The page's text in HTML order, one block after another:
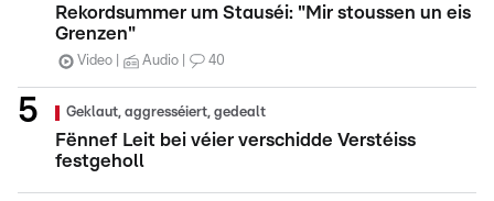
Rekordsummer um Stauséi: "Mir stoussen un eis
Grenzen"
Video Audio 40
Geklaut, aggresséiert, gedealt
Fënnef Leit bei véier verschidde Verstéiss
festgeholl